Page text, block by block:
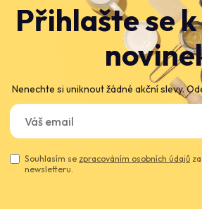
Přihlašte se
Nenechte si uniknout žádné akční slevy.
Souhlasím se zpracováním osobních údajů
newsletteru.